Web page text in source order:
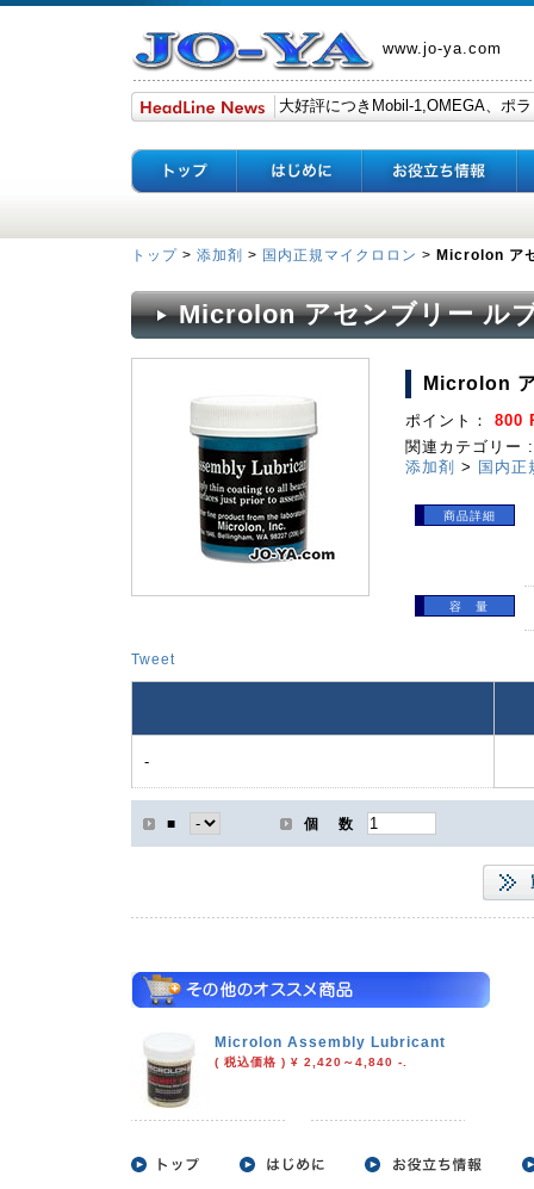
www.jo-ya.com
トップ > 添加剤 > 国内正規マイクロロン > Microlon ア
Microlon アセンブリー ル
Tweet
Microlon
ポイント： 800
関連カテゴリー :
添加剤 > 国内正
商品詳細
容 量
-
■ 個 数
Microlon Assembly Lubricant
( 税込価格 ) ¥ 2,420～4,840 -.